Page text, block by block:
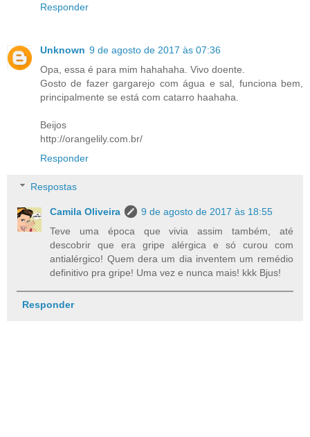
Responder
Unknown 9 de agosto de 2017 às 07:36
Opa, essa é para mim hahahaha. Vivo doente.
Gosto de fazer gargarejo com água e sal, funciona bem,
principalmente se está com catarro haahaha.
Beijos
http://orangelily.com.br/
Responder
Respostas
Camila Oliveira
9 de agosto de 2017 às 18:55
Teve uma época que vivia assim também, até
descobrir que era gripe alérgica e só curou com
antialérgico! Quem dera um dia inventem um remédio
definitivo pra gripe! Uma vez e nunca mais! kkk Bjus!
Responder